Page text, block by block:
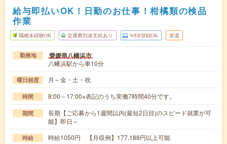
給与即払いOK！日勤のお仕事！柑橘類の検品
作業
職種未経験OK 交通費別途支給あり WEB登録OK 派遣
勤務地 愛媛県八幡浜市
八幡浜駅から車10分
曜日頻度 月～金・土・祝
時間 8:00～17:00※表記のうち実働7時間40分です。
期間
長期【ご応募から1週間以内(最短2日目)のスピード就業が可
能】即日～
時給 時給1050円 【月収例】177,188円以上可能